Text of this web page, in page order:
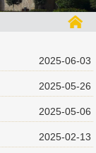
2025-06-03
2025-05-26
2025-05-06
2025-02-13